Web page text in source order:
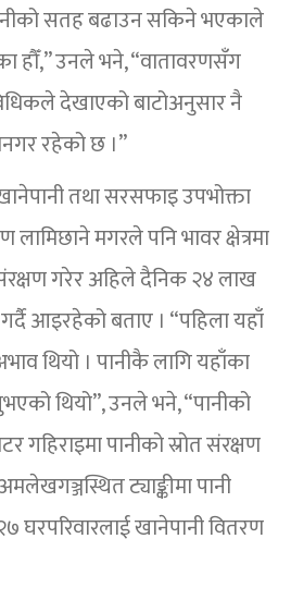
सतह बढाउन सकिने भएकाले
हौँ,” उनले भने, “वातावरणसँग
देखाएको बाटोअनुसार नै
रहेको छ ।”
तथा सरसफाइ उपभोक्ता
लामिछाने मगरले पनि भावर क्षेत्रमा
गरेर अहिले दैनिक २४ लाख
आइरहेको बताए । “पहिला यहाँ
थियो । पानीकै लागि यहाँका
थियो”, उनले भने, “पानीको
गहिराइमा पानीको स्रोत संरक्षण
ट्याङ्कीमा पानी
खानेपानी वितरण